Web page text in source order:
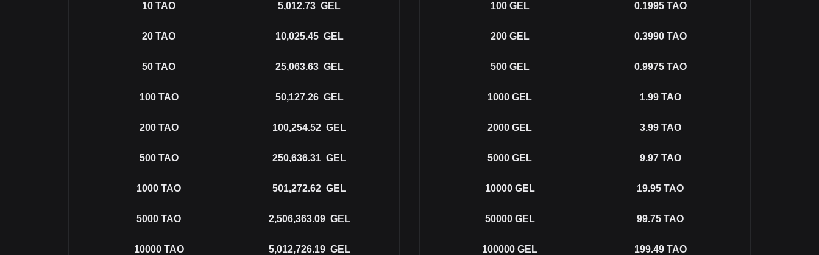
10 TAO 5,012.73 GEL
20 TAO 10,025.45 GEL
50 TAO 25,063.63 GEL
100 TAO 50,127.26 GEL
200 TAO 100,254.52 GEL
500 TAO 250,636.31 GEL
1000 TAO 501,272.62 GEL
5000 TAO 2,506,363.09 GEL
10000 TAO 5,012,726.19 GEL
100 GEL 0.1995 TAO
200 GEL 0.3990 TAO
500 GEL 0.9975 TAO
1000 GEL 1.99 TAO
2000 GEL 3.99 TAO
5000 GEL 9.97 TAO
10000 GEL 19.95 TAO
50000 GEL 99.75 TAO
100000 GEL 199.49 TAO